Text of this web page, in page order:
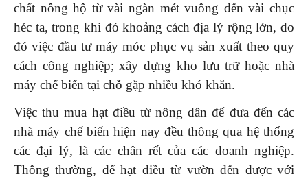
chất nông hộ từ vài ngàn mét vuông đến vài chục
héc ta, trong khi đó khoảng cách địa lý rộng lớn, do
đó việc đầu tư máy móc phục vụ sản xuất theo quy
cách công nghiệp; xây dựng kho lưu trữ hoặc nhà
máy chế biến tại chỗ gặp nhiều khó khăn.
Việc thu mua hạt điều từ nông dân để đưa đến các
nhà máy chế biến hiện nay đều thông qua hệ thống
các đại lý, là các chân rết của các doanh nghiệp.
Thông thường, để hạt điều từ vườn đến được với